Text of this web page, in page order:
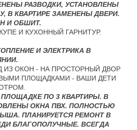
РАЗВОДКИ, УСТАНОВЛЕНЫ
В КВАРТИРЕ ЗАМЕНЕНЫ ДВЕРИ.
И ОБШИТ.
И КУХОННЫЙ ГАРНИТУР.
И ЭЛЕКТРИКА В
ИЗ ОКОН - НА ПРОСТОРНЫЙ ДВОР
ПЛОЩАДКАМИ - ВАШИ ДЕТИ
ПО 3 КВАРТИРЫ. В
ОКНА ПВХ. ПОЛНОСТЬЮ
ПЛАНИРУЕТСЯ РЕМОНТ В
БЛАГОПОЛУЧНЫЕ. ВСЕГДА